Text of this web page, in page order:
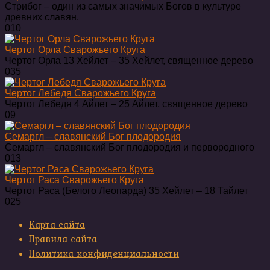
Стрибог – один из самых значимых Богов в культуре
древних славян.
010
Чертог Орла Сварожьего Круга
Чертог Орла 13 Хейлет ‒ 35 Хейлет, священное дерево
035
Чертог Лебедя Сварожьего Круга
Чертог Лебедя 4 Айлет ‒ 25 Айлет, священное дерево
09
Семаргл – славянский Бог плодородия
Семаргл – славянский Бог плодородия и первородного
013
Чертог Раса Сварожьего Круга
Чертог Раса (Белого Леопарда) 35 Хейлет ‒ 18 Тайлет
025
Карта сайта
Правила сайта
Политика конфиденциальности